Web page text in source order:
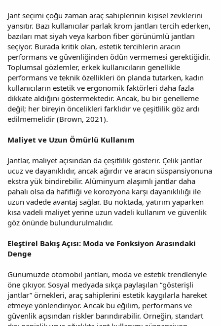
Jant seçimi çoğu zaman araç sahiplerinin kişisel zevklerini
yansıtır. Bazı kullanıcılar parlak krom jantları tercih ederken,
bazıları mat siyah veya karbon fiber görünümlü jantları
seçiyor. Burada kritik olan, estetik tercihlerin aracın
performans ve güvenliğinden ödün vermemesi gerektiğidir.
Toplumsal gözlemler, erkek kullanıcıların genellikle
performans ve teknik özellikleri ön planda tutarken, kadın
kullanıcıların estetik ve ergonomik faktörleri daha fazla
dikkate aldığını göstermektedir. Ancak, bu bir genelleme
değil; her bireyin öncelikleri farklıdır ve çeşitlilik göz ardı
edilmemelidir (Brown, 2021).
Maliyet ve Uzun Ömürlü Kullanım
Jantlar, maliyet açısından da çeşitlilik gösterir. Çelik jantlar
ucuz ve dayanıklıdır, ancak ağırdır ve aracın süspansiyonuna
ekstra yük bindirebilir. Alüminyum alaşımlı jantlar daha
pahalı olsa da hafifliği ve korozyona karşı dayanıklılığı ile
uzun vadede avantaj sağlar. Bu noktada, yatırım yaparken
kısa vadeli maliyet yerine uzun vadeli kullanım ve güvenlik
göz önünde bulundurulmalıdır.
Eleştirel Bakış Açısı: Moda ve Fonksiyon Arasındaki
Denge
Günümüzde otomobil jantları, moda ve estetik trendleriyle
öne çıkıyor. Sosyal medyada sıkça paylaşılan “gösterişli
jantlar” örnekleri, araç sahiplerini estetik kaygılarla hareket
etmeye yönlendiriyor. Ancak bu eğilim, performans ve
güvenlik açısından riskler barındırabilir. Örneğin, standart